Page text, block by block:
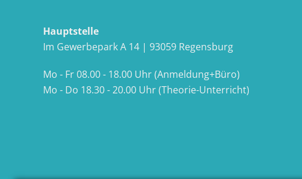
Hauptstelle
Im Gewerbepark A 14 | 93059 Regensburg
Mo - Fr 08.00 - 18.00 Uhr (Anmeldung+Büro)
Mo - Do 18.30 - 20.00 Uhr (Theorie-Unterricht)